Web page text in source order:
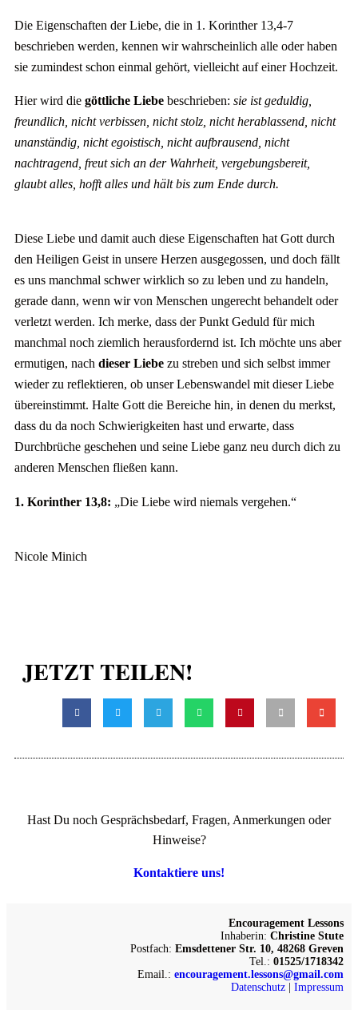
Die Eigenschaften der Liebe, die in 1. Korinther 13,4-7
beschrieben werden, kennen wir wahrscheinlich alle oder haben
sie zumindest schon einmal gehört, vielleicht auf einer Hochzeit.
Hier wird die göttliche Liebe beschrieben: sie ist geduldig,
freundlich, nicht verbissen, nicht stolz, nicht herablassend, nicht
unanständig, nicht egoistisch, nicht aufbrausend, nicht
nachtragend, freut sich an der Wahrheit, vergebungsbereit,
glaubt alles, hofft alles und hält bis zum Ende durch.
Diese Liebe und damit auch diese Eigenschaften hat Gott durch
den Heiligen Geist in unsere Herzen ausgegossen, und doch fällt
es uns manchmal schwer wirklich so zu leben und zu handeln,
gerade dann, wenn wir von Menschen ungerecht behandelt oder
verletzt werden. Ich merke, dass der Punkt Geduld für mich
manchmal noch ziemlich herausfordernd ist. Ich möchte uns aber
ermutigen, nach dieser Liebe zu streben und sich selbst immer
wieder zu reflektieren, ob unser Lebenswandel mit dieser Liebe
übereinstimmt. Halte Gott die Bereiche hin, in denen du merkst,
dass du da noch Schwierigkeiten hast und erwarte, dass
Durchbrüche geschehen und seine Liebe ganz neu durch dich zu
anderen Menschen fließen kann.
1. Korinther 13,8: „Die Liebe wird niemals vergehen.“
Nicole Minich
JETZT TEILEN!
Hast Du noch Gesprächsbedarf, Fragen, Anmerkungen oder
Hinweise?
Kontaktiere uns!
Encouragement Lessons
Inhaberin: Christine Stute
Postfach: Emsdettener Str. 10, 48268 Greven
Tel.: 01525/1718342
Email.: encouragement.lessons@gmail.com
Datenschutz
Impressum